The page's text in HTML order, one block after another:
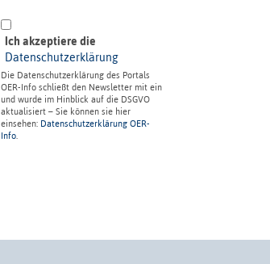
Ich akzeptiere die
Datenschutzerklärung
Die Datenschutzerklärung des Portals
OER-Info schließt den Newsletter mit ein
und wurde im Hinblick auf die DSGVO
aktualisiert – Sie können sie hier
einsehen: Datenschutzerklärung OER-
Info.